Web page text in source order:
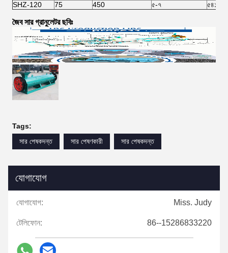
SHZ-120
75 450 ৫-৭ ৫৪১০ *
জৈব সার গ্রানুলেটর ছবিঃ
Tags:
সার পেষকদন্ত
সার পেষণকারী সার পেষকদন্ত
যোগাযোগ
যোগাযোগ: Miss. Judy
টেলিফোন: 86--15286833220